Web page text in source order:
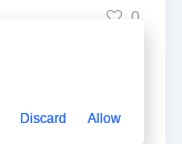
0
Discard Allow